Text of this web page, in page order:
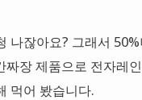
나잖아요? 그래서
장 제품으로 전자레
먹어 봤습니다.